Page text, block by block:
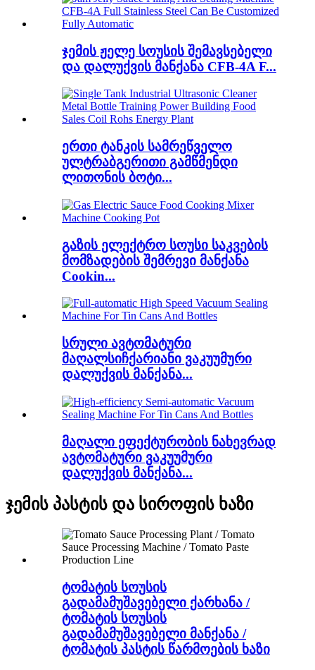
ჯემის ჟელე სოუსის შემავსებელი
და დალუქვის მანქანა CFB-4A F...
ერთი ტანკის სამრეწველო
ულტრაბგერითი გამწმენდი
ლითონის ბოტი...
გაზის ელექტრო სოუსი საკვების
მომზადების შემრევი მანქანა
Cookin...
სრული ავტომატური
მაღალსიჩქარიანი ვაკუუმური
დალუქვის მანქანა...
მაღალი ეფექტურობის ნახევრად
ავტომატური ვაკუუმური
დალუქვის მანქანა...
ჯემის პასტის და სიროფის ხაზი
ტომატის სოუსის
გადამამუშავებელი ქარხანა /
ტომატის სოუსის
გადამამუშავებელი მანქანა /
ტომატის პასტის წარმოების ხაზი